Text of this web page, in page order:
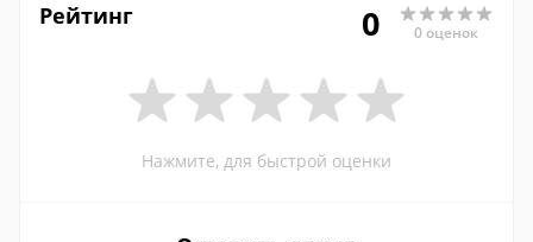
Рейтинг 0 0 оценок
Нажмите, для быстрой оценки